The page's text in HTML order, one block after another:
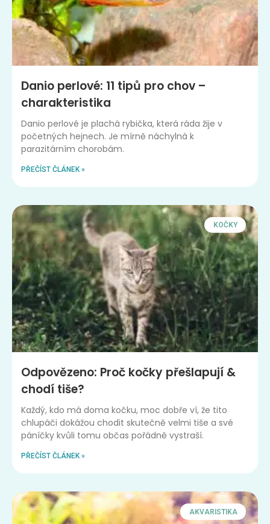
Danio perlové: 11 tipů pro chov –
charakteristika
Danio perlové je plachá rybička, která ráda žije v
početných hejnech. Je mírně náchylná k
parazitárním chorobám.
PŘEČÍST ČLÁNEK »
KOČKY
Odpovězeno: Proč kočky přešlapují &
chodí tiše?
Každý, kdo má doma kočku, moc dobře ví, že tito
chlupáči dokážou chodit skutečně velmi tiše a své
páníčky kvůli tomu občas pořádně vystraší.
PŘEČÍST ČLÁNEK »
AKVARISTIKA